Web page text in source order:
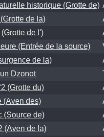
historique (Grotte de)
de la)
de l')
(Entrée de la source)
de la)
Dzonot
(Grotte du)
(Aven des)
(Source de)
(Aven de la)